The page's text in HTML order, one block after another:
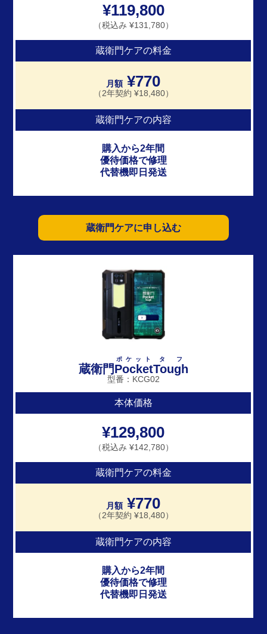
¥119,800
（税込み ¥131,780）
蔵衛門ケアの料金
月額¥770
（2年契約 ¥18,480）
蔵衛門ケアの内容
購入から2年間
優待価格で修理
代替機即日発送
蔵衛門ケアに申し込む
蔵衛門Pocket
ポケット
Tough
タフ
型番：KCG02
本体価格
¥129,800
（税込み ¥142,780）
蔵衛門ケアの料金
月額¥770
（2年契約 ¥18,480）
蔵衛門ケアの内容
購入から2年間
優待価格で修理
代替機即日発送